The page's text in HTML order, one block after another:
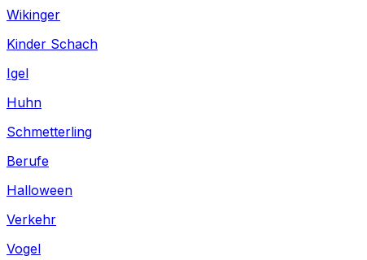
Wikinger
Kinder Schach
Igel
Huhn
Schmetterling
Berufe
Halloween
Verkehr
Vogel